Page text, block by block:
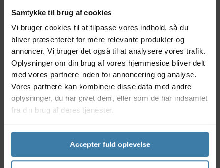
Samtykke til brug af cookies
Vi bruger cookies til at tilpasse vores indhold, så du
bliver præsenteret for mere relevante produkter og
annoncer. Vi bruger det også til at analysere vores trafik.
Oplysninger om din brug af vores hjemmeside bliver delt
med vores partnere inden for annoncering og analyse.
Vores partnere kan kombinere disse data med andre
oplysninger, du har givet dem, eller som de har indsamlet
fra din brug af deres tjenester.
Accepter fuld oplevelse
Knog Blinder Grid Baglys
256,00kr.
+10 på lager
Reelight SL320 forlygte
Blink med Backup
109,00kr.